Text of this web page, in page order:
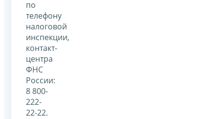
по
телефону
налоговой
инспекции,
контакт-
центра
ФНС
России:
8 800-
222-
22-22.